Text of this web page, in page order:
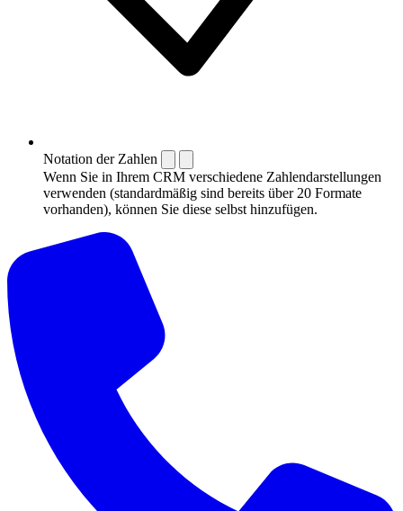
Notation der Zahlen
Wenn Sie in Ihrem CRM verschiedene Zahlendarstellungen
verwenden (standardmäßig sind bereits über 20 Formate
vorhanden), können Sie diese selbst hinzufügen.